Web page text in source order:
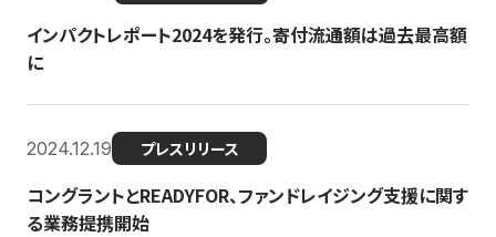
インパクトレポート2024を発行。寄付流通額は過去最高額
に
2024.12.19 プレスリリース
コングラントとREADYFOR、ファンドレイジング支援に関す
る業務提携開始